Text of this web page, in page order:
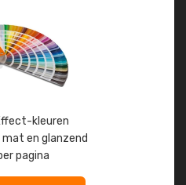
kleuren
mat en glanzend
pagina